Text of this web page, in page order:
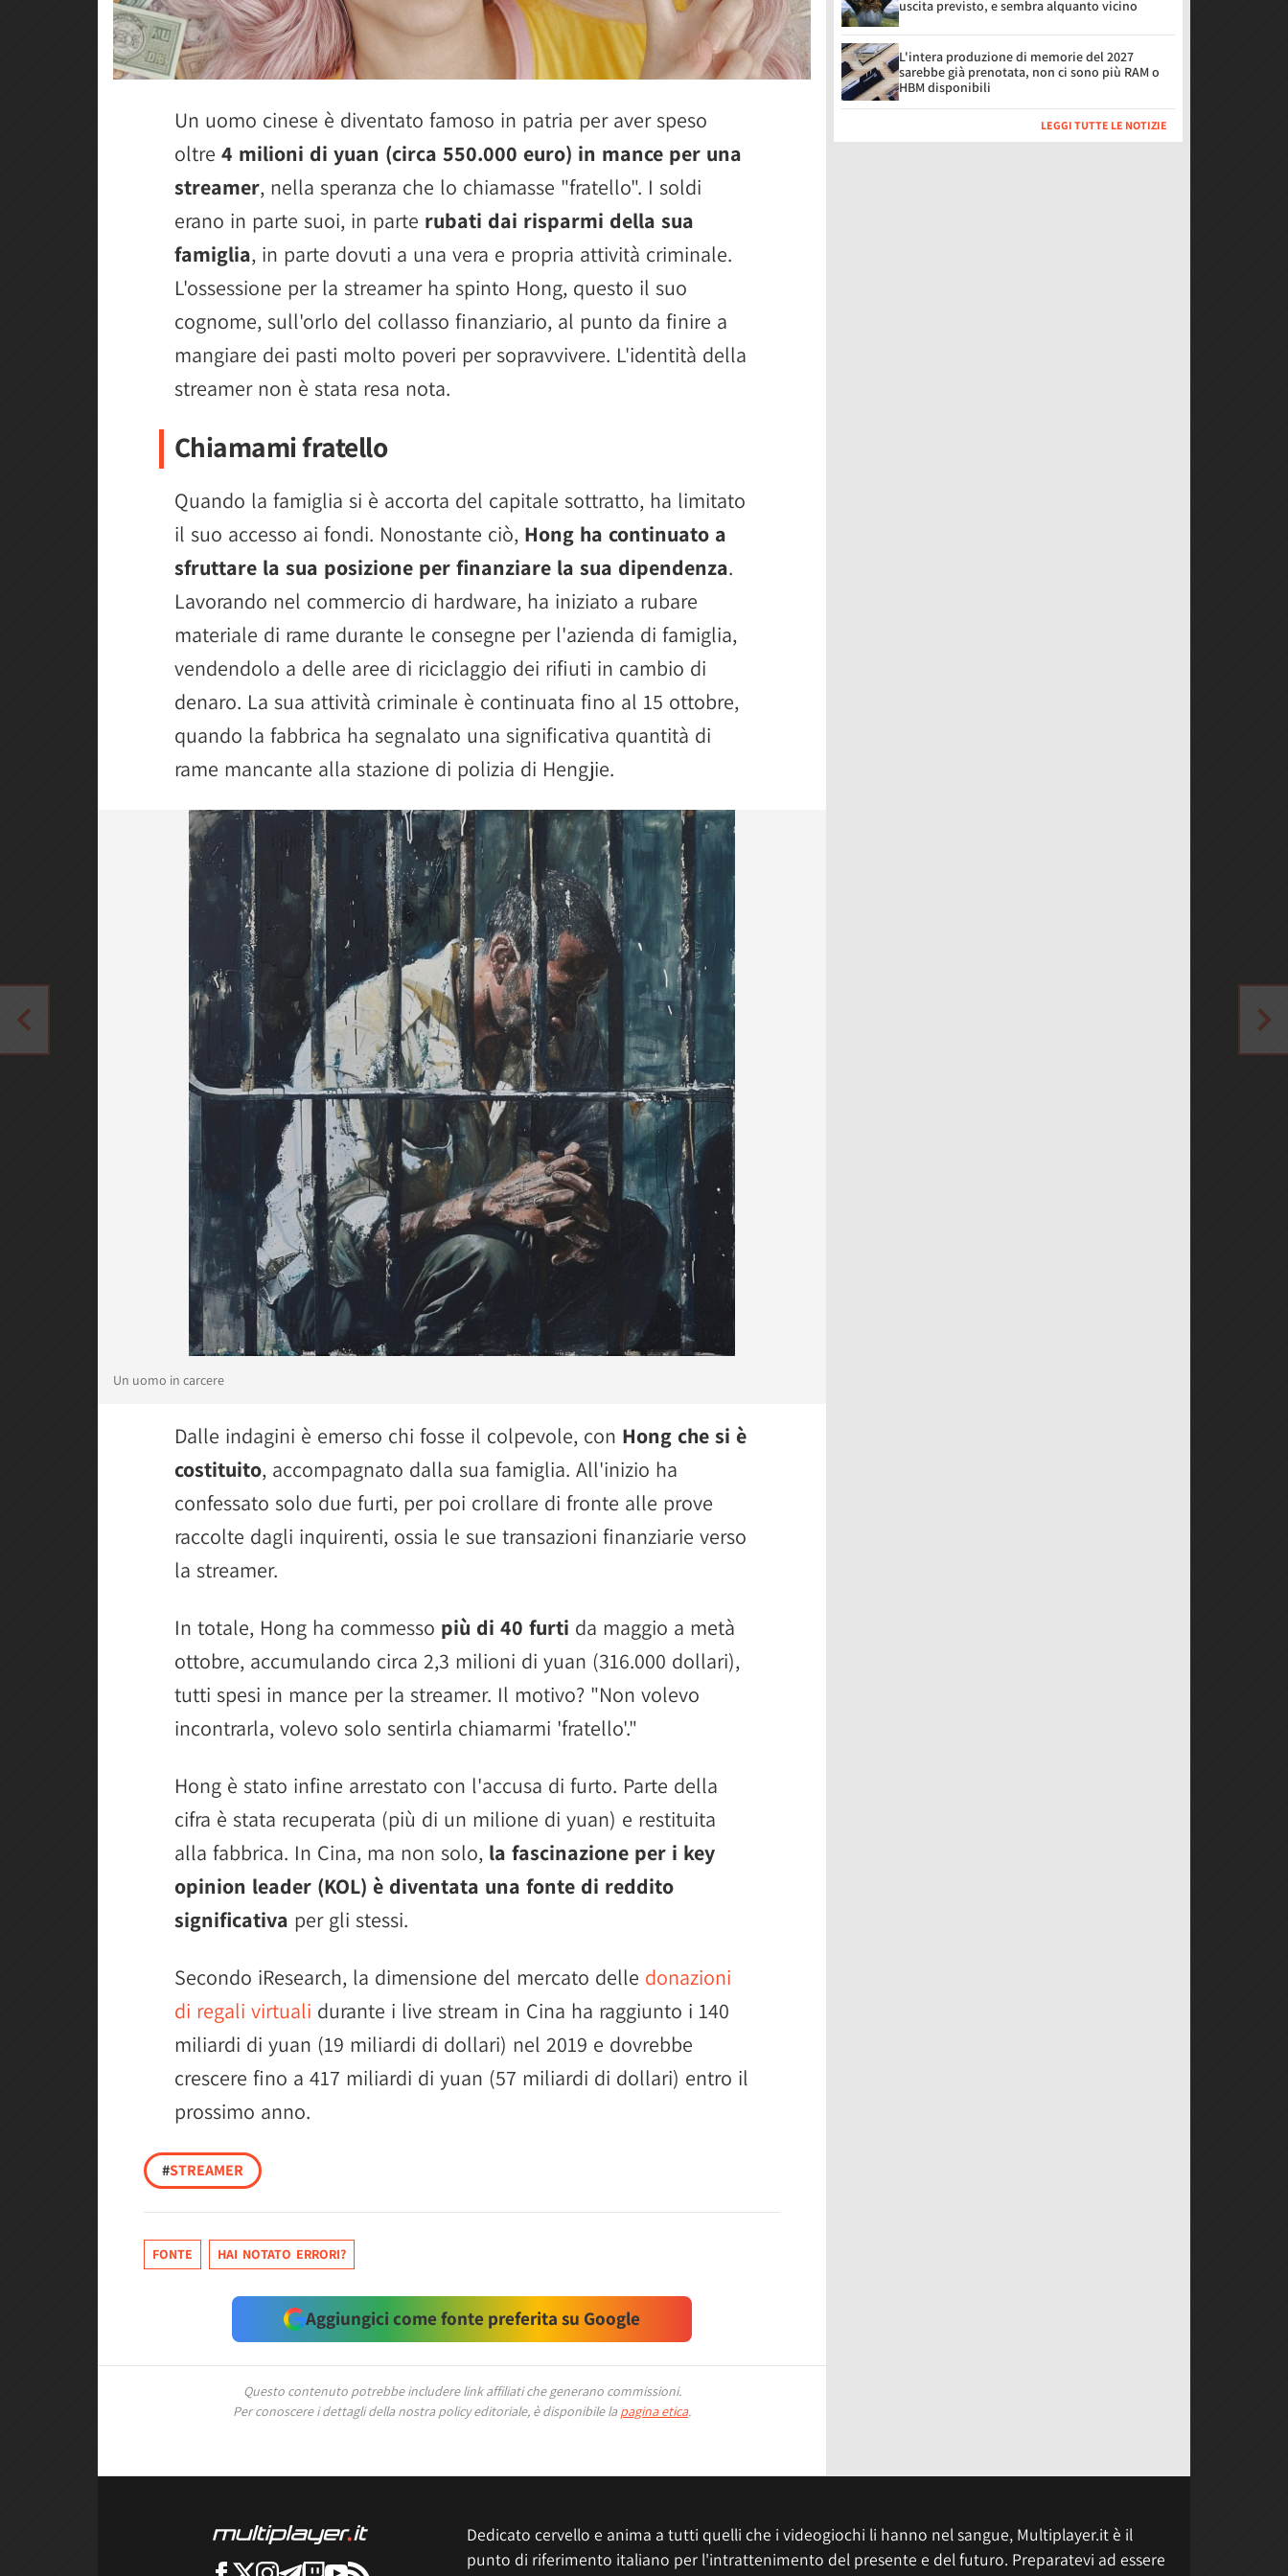
Un uomo cinese è diventato famoso in patria per aver speso
oltre 4 milioni di yuan (circa 550.000 euro) in mance per una
streamer, nella speranza che lo chiamasse "fratello". I soldi
erano in parte suoi, in parte rubati dai risparmi della sua
famiglia, in parte dovuti a una vera e propria attività criminale.
L'ossessione per la streamer ha spinto Hong, questo il suo
cognome, sull'orlo del collasso finanziario, al punto da finire a
mangiare dei pasti molto poveri per sopravvivere. L'identità della
streamer non è stata resa nota.
Chiamami fratello
Quando la famiglia si è accorta del capitale sottratto, ha limitato
il suo accesso ai fondi. Nonostante ciò, Hong ha continuato a
sfruttare la sua posizione per finanziare la sua dipendenza.
Lavorando nel commercio di hardware, ha iniziato a rubare
materiale di rame durante le consegne per l'azienda di famiglia,
vendendolo a delle aree di riciclaggio dei rifiuti in cambio di
denaro. La sua attività criminale è continuata fino al 15 ottobre,
quando la fabbrica ha segnalato una significativa quantità di
rame mancante alla stazione di polizia di Hengjie.
Un uomo in carcere
Dalle indagini è emerso chi fosse il colpevole, con Hong che si è
costituito, accompagnato dalla sua famiglia. All'inizio ha
confessato solo due furti, per poi crollare di fronte alle prove
raccolte dagli inquirenti, ossia le sue transazioni finanziarie verso
la streamer.
In totale, Hong ha commesso più di 40 furti da maggio a metà
ottobre, accumulando circa 2,3 milioni di yuan (316.000 dollari),
tutti spesi in mance per la streamer. Il motivo? "Non volevo
incontrarla, volevo solo sentirla chiamarmi 'fratello'."
Hong è stato infine arrestato con l'accusa di furto. Parte della
cifra è stata recuperata (più di un milione di yuan) e restituita
alla fabbrica. In Cina, ma non solo, la fascinazione per i key
opinion leader (KOL) è diventata una fonte di reddito
significativa per gli stessi.
Secondo iResearch, la dimensione del mercato delle donazioni
di regali virtuali durante i live stream in Cina ha raggiunto i 140
miliardi di yuan (19 miliardi di dollari) nel 2019 e dovrebbe
crescere fino a 417 miliardi di yuan (57 miliardi di dollari) entro il
prossimo anno.
#STREAMER
FONTE HAI NOTATO ERRORI?
Aggiungici come fonte preferita su Google
Questo contenuto potrebbe includere link affiliati che generano commissioni.
Per conoscere i dettagli della nostra policy editoriale, è disponibile la pagina etica.
uscita previsto, e sembra alquanto vicino
L'intera produzione di memorie del 2027
sarebbe già prenotata, non ci sono più RAM o
HBM disponibili
LEGGI TUTTE LE NOTIZIE
Dedicato cervello e anima a tutti quelli che i videogiochi li hanno nel sangue, Multiplayer.it è il
punto di riferimento italiano per l'intrattenimento del presente e del futuro. Preparatevi ad essere